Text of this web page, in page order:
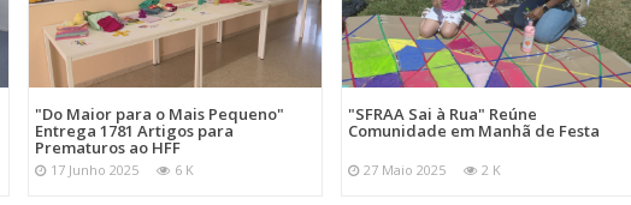
"Do Maior para o Mais Pequeno"
Entrega 1781 Artigos para
Prematuros ao HFF
17 Junho 2025 6 K
"SFRAA Sai à Rua" Reúne
Comunidade em Manhã de Festa
27 Maio 2025 2 K